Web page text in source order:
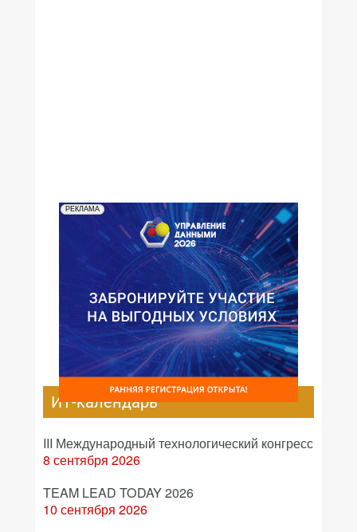
РЕКЛАМА
ИТ-календарь
III Международный технологический конгресс
8 сентября 2026
TEAM LEAD TODAY 2026
10 сентября 2026